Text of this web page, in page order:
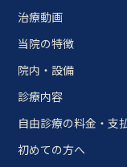
治療動画
当院の特徴
院内・設備
診療内容
自由診療の料金・支
初めての方へ